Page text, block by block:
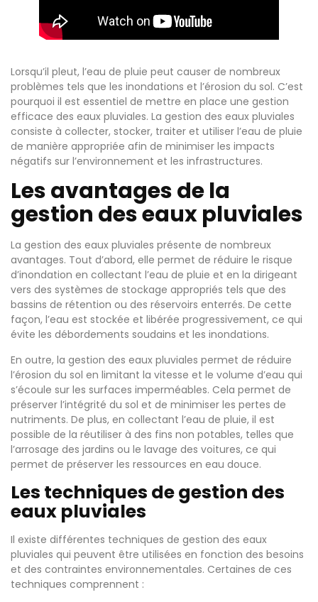
Lorsqu’il pleut, l’eau de pluie peut causer de nombreux
problèmes tels que les inondations et l’érosion du sol. C’est
pourquoi il est essentiel de mettre en place une gestion
efficace des eaux pluviales. La gestion des eaux pluviales
consiste à collecter, stocker, traiter et utiliser l’eau de pluie
de manière appropriée afin de minimiser les impacts
négatifs sur l’environnement et les infrastructures.
Les avantages de la
gestion des eaux pluviales
La gestion des eaux pluviales présente de nombreux
avantages. Tout d’abord, elle permet de réduire le risque
d’inondation en collectant l’eau de pluie et en la dirigeant
vers des systèmes de stockage appropriés tels que des
bassins de rétention ou des réservoirs enterrés. De cette
façon, l’eau est stockée et libérée progressivement, ce qui
évite les débordements soudains et les inondations.
En outre, la gestion des eaux pluviales permet de réduire
l’érosion du sol en limitant la vitesse et le volume d’eau qui
s’écoule sur les surfaces imperméables. Cela permet de
préserver l’intégrité du sol et de minimiser les pertes de
nutriments. De plus, en collectant l’eau de pluie, il est
possible de la réutiliser à des fins non potables, telles que
l’arrosage des jardins ou le lavage des voitures, ce qui
permet de préserver les ressources en eau douce.
Les techniques de gestion des
eaux pluviales
Il existe différentes techniques de gestion des eaux
pluviales qui peuvent être utilisées en fonction des besoins
et des contraintes environnementales. Certaines de ces
techniques comprennent :